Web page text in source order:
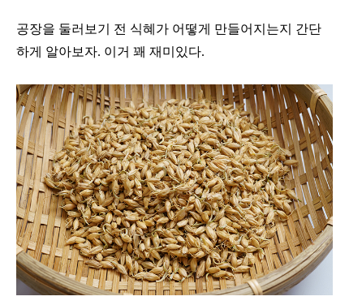
공장을 둘러보기 전 식혜가 어떻게 만들어지는지 간단
하게 알아보자. 이거 꽤 재미있다.